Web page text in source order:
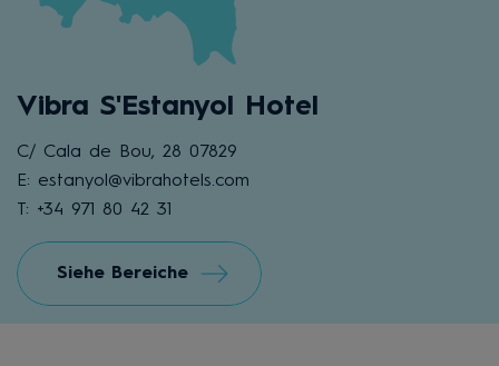
Vibra S'Estanyol Hotel
C/ Cala de Bou, 28 07829
E: estanyol@vibrahotels.com
T: +34 971 80 42 31
Siehe Bereiche